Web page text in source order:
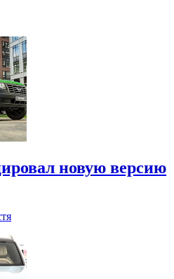
новую версию